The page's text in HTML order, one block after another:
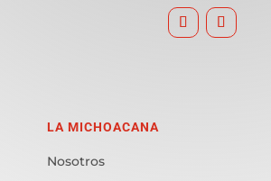
LA MICHOACANA
Nosotros